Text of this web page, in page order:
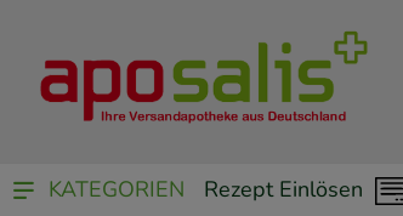
KATEGORIEN Rezept Einlösen